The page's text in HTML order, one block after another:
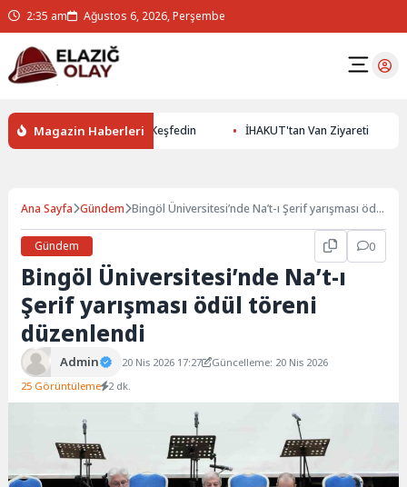
2:35 am Ağustos 6, 2026, Perşembe
Magazin Haberleri
Yer Altının Gizemlerini Keşfedin İHAKUT'tan Van Ziyareti
Ana Sayfa Gündem Bingöl Üniversitesi’nde Na’t-ı Şerif yarışması ödül
Gündem
0
Bingöl Üniversitesi’nde Na’t-ı
Şerif yarışması ödül töreni
düzenlendi
Admin 20 Nis 2026 17:27
Güncelleme: 20 Nis 2026
25 Görüntüleme 2 dk.